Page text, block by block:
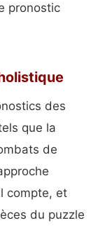
pronostic
des
que la
de
compte, et
du puzzle